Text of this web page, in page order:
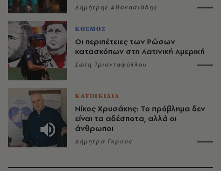
Δημήτρης Αθανασιάδης
ΚΟΣΜΟΣ
Οι περιπέτειες των Ρώσων
κατασκόπων στη Λατινική Αμερική
Σώτη Τριανταφύλλου
ΚΑΤΟΙΚΙΔΙΑ
Νίκος Χρυσάκης: Το πρόβλημα δεν
είναι τα αδέσποτα, αλλά οι
άνθρωποι
Δήμητρα Γκρους